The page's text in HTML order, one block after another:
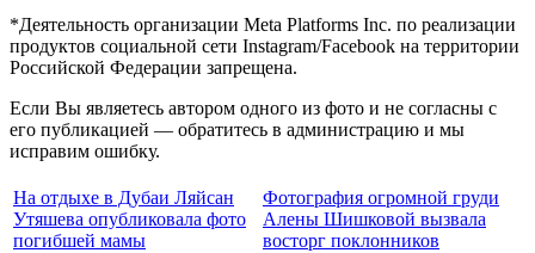
*Деятельность организации Meta Platforms Inc. по реализации
продуктов социальной сети Instagram/Facebook на территории
Российской Федерации запрещена.
Если Вы являетесь автором одного из фото и не согласны с
его публикацией — обратитесь в администрацию и мы
исправим ошибку.
На отдыхе в Дубаи Ляйсан
Утяшева опубликовала фото
погибшей мамы
Фотография огромной груди
Алены Шишковой вызвала
восторг поклонников